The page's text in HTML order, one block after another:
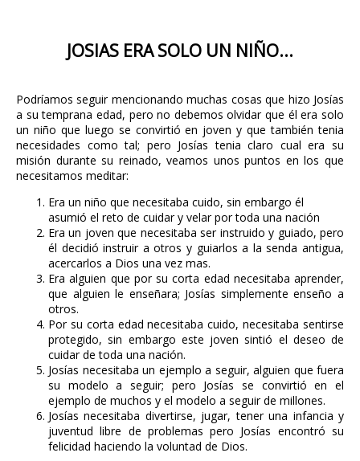
JOSIAS ERA SOLO UN NIÑO...
Podríamos seguir mencionando muchas cosas que hizo Josías
a su temprana edad, pero no debemos olvidar que él era solo
un niño que luego se convirtió en joven y que también tenia
necesidades como tal; pero Josías tenia claro cual era su
misión durante su reinado, veamos unos puntos en los que
necesitamos meditar:
Era un niño que necesitaba cuido, sin embargo él
asumió el reto de cuidar y velar por toda una nación
Era un joven que necesitaba ser instruido y guiado, pero
él decidió instruir a otros y guiarlos a la senda antigua,
acercarlos a Dios una vez mas.
Era alguien que por su corta edad necesitaba aprender,
que alguien le enseñara; Josías simplemente enseño a
otros.
Por su corta edad necesitaba cuido, necesitaba sentirse
protegido, sin embargo este joven sintió el deseo de
cuidar de toda una nación.
Josías necesitaba un ejemplo a seguir, alguien que fuera
su modelo a seguir; pero Josías se convirtió en el
ejemplo de muchos y el modelo a seguir de millones.
Josías necesitaba divertirse, jugar, tener una infancia y
juventud libre de problemas pero Josías encontró su
felicidad haciendo la voluntad de Dios.